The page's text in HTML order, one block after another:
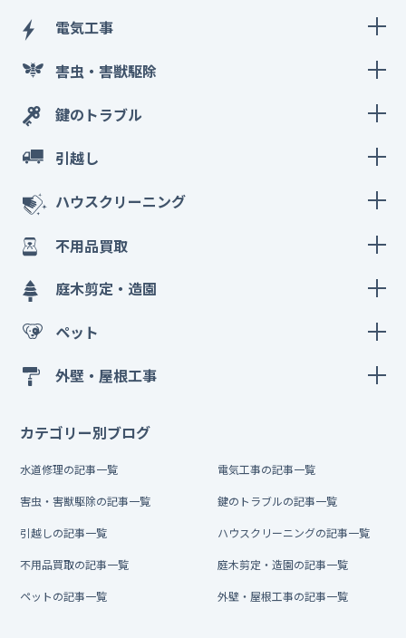
電気工事
害虫・害獣駆除
鍵のトラブル
引越し
ハウスクリーニング
不用品買取
庭木剪定・造園
ペット
外壁・屋根工事
カテゴリー別ブログ
水道修理の記事一覧 電気工事の記事一覧
害虫・害獣駆除の記事一覧 鍵のトラブルの記事一覧
引越しの記事一覧 ハウスクリーニングの記事一覧
不用品買取の記事一覧 庭木剪定・造園の記事一覧
ペットの記事一覧 外壁・屋根工事の記事一覧